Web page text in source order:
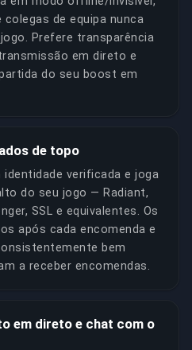
colegas de equipa nunca
Prefere transparência
em direto e
do seu boost em
de topo
verificada e joga
do seu jogo — Radiant,
SSL e equivalentes. Os
após cada encomenda e
bem
a receber encomendas.
em direto e chat com o